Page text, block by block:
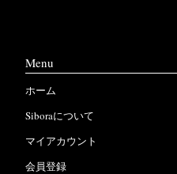
Menu
ホーム
Siboraについて
マイアカウント
会員登録